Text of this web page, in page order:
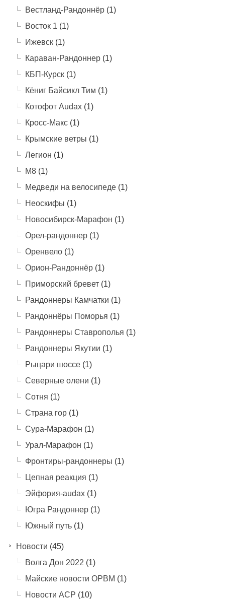
Вестланд-Рандоннёр(1)
Восток 1 (1)
Ижевск(1)
Караван-Рандоннер(1)
КБП-Курск(1)
Кёниг Байсикл Тим (1)
Котофот Audax(1)
Кросс-Макс(1)
Крымские ветры (1)
Легион (1)
М8(1)
Медведи на велосипеде(1)
Неоскифы (1)
Новосибирск-Марафон (1)
Орел-рандоннер(1)
Оренвело(1)
Орион-Рандоннёр(1)
Приморский бревет(1)
Рандоннеры Камчатки (1)
Рандоннёры Поморья (1)
Рандоннеры Ставрополья (1)
Рандоннеры Якутии (1)
Рыцари шоссе(1)
Северные олени (1)
Сотня (1)
Страна гор(1)
Сура-Марафон (1)
Урал-Марафон (1)
Фронтиры-рандоннеры (1)
Цепная реакция (1)
Эйфория-audax(1)
Югра Рандоннер(1)
Южный путь(1)
Новости (45)
Волга Дон 2022 (1)
Майские новости ОРВМ (1)
Новости АСР (10)